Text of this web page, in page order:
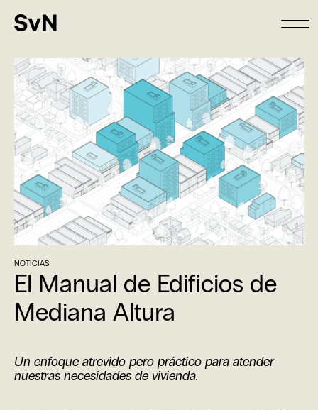
NOTICIAS
El Manual de Edificios de
Mediana Altura
Un enfoque atrevido pero práctico para atender
nuestras necesidades de vivienda.